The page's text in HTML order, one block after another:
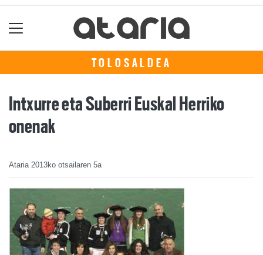
TOLOSALDEA
Intxurre eta Suberri Euskal Herriko
onenak
Ataria 2013ko otsailaren 5a